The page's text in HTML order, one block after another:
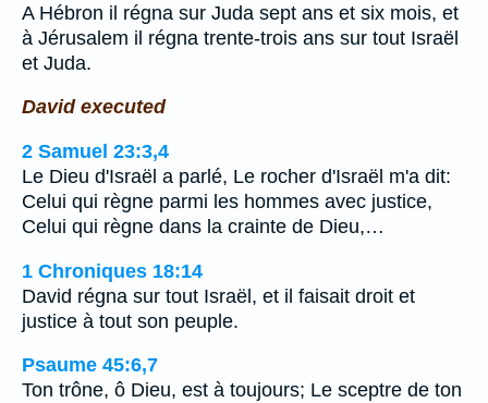
A Hébron il régna sur Juda sept ans et six mois, et
à Jérusalem il régna trente-trois ans sur tout Israël
et Juda.
David executed
2 Samuel 23:3,4
Le Dieu d'Israël a parlé, Le rocher d'Israël m'a dit:
Celui qui règne parmi les hommes avec justice,
Celui qui règne dans la crainte de Dieu,…
1 Chroniques 18:14
David régna sur tout Israël, et il faisait droit et
justice à tout son peuple.
Psaume 45:6,7
Ton trône, ô Dieu, est à toujours; Le sceptre de ton